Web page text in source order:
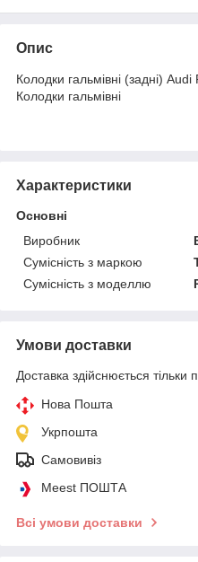
Опис
Колодки гальмівні (задні)
Колодки гальмівні
Характеристики
Основні
Виробник
Сумісність з маркою
Сумісність з моделлю
Умови доставки
Доставка здійснюється тільки
Нова Пошта
Укрпошта
Самовивіз
Meest ПОШТА
Всі умови доставки